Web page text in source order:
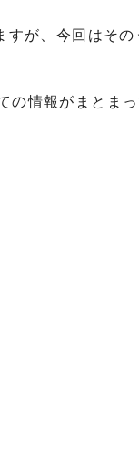
すが、今回はその
の情報がまとま